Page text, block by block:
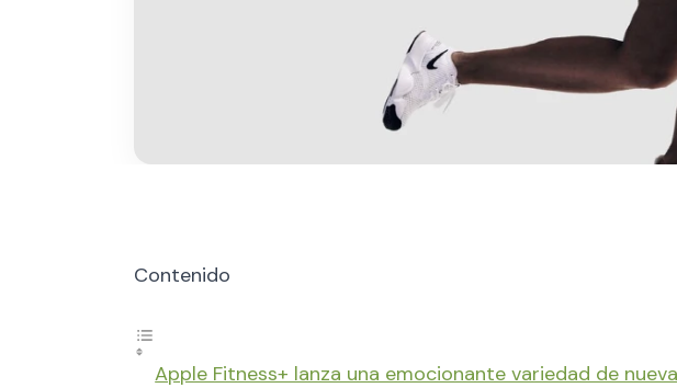
Contenido
Apple Fitness+ lanza una emocionante variedad de